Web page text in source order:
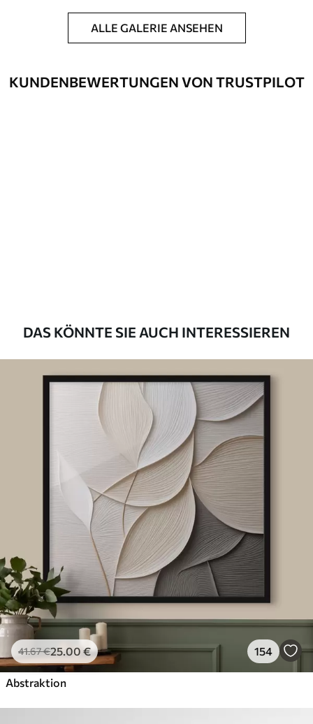
ALLE GALERIE ANSEHEN
KUNDENBEWERTUNGEN VON TRUSTPILOT
DAS KÖNNTE SIE AUCH INTERESSIEREN
41.67€25.00 € 154
Abstraktion